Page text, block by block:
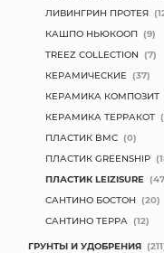
ЛИВИНГРИН ПРОТЕЯ
КАШПО НЬЮКООП (9)
TREEZ COLLECTION (7)
КЕРАМИЧЕСКИЕ (37)
КЕРАМИКА КОМПОЗИТ
КЕРАМИКА ТЕРРАКОТ
ПЛАСТИК BMC (0)
ПЛАСТИК GREENSHIP
ПЛАСТИК LEIZISURE
САНТИНО БОСТОН (20)
САНТИНО ТЕРРА (12)
ГРУНТЫ И УДОБРЕНИЯ